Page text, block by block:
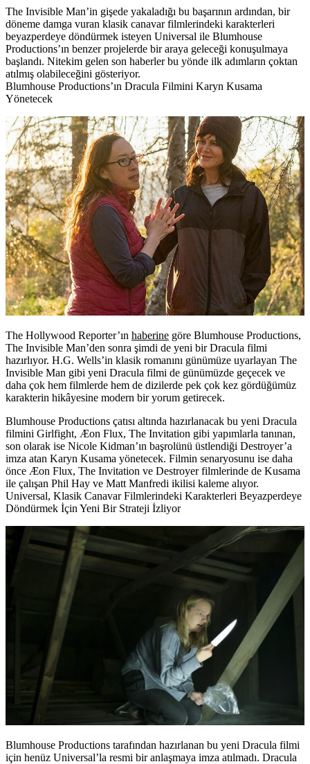
The Invisible Man’in gişede yakaladığı bu başarının ardından, bir
döneme damga vuran klasik canavar filmlerindeki karakterleri
beyazperdeye döndürmek isteyen Universal ile Blumhouse
Productions’ın benzer projelerde bir araya geleceği konuşulmaya
başlandı. Nitekim gelen son haberler bu yönde ilk adımların çoktan
atılmış olabileceğini gösteriyor.
Blumhouse Productions’ın Dracula Filmini Karyn Kusama
Yönetecek
The Hollywood Reporter’ın haberine göre Blumhouse Productions,
The Invisible Man’den sonra şimdi de yeni birDracula filmi
hazırlıyor. H.G. Wells’in klasik romanını günümüze uyarlayan The
Invisible Man gibi yeni Dracula filmi de günümüzde geçecek ve
daha çok hem filmlerde hem de dizilerde pek çok kez gördüğümüz
karakterin hikâyesine modern bir yorum getirecek.
Blumhouse Productions çatısı altında hazırlanacak bu yeni Dracula
filmini Girlfight, Æon Flux, The Invitation gibi yapımlarla tanınan,
son olarak ise Nicole Kidman’ın başrolünü üstlendiği Destroyer’a
imza atan Karyn Kusama yönetecek. Filmin senaryosunu ise daha
önce Æon Flux, The Invitation ve Destroyer filmlerinde de Kusama
ile çalışan Phil Hay ve Matt Manfredi ikilisi kaleme alıyor.
Universal, Klasik Canavar Filmlerindeki Karakterleri Beyazperdeye
Döndürmek İçin Yeni Bir Strateji İzliyor
Blumhouse Productions tarafından hazırlanan bu yeni Dracula filmi
için henüz Universal’la resmi bir anlaşmaya imza atılmadı. Dracula